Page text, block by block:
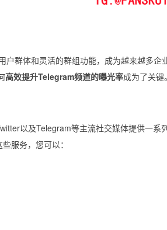
户群体和灵活的群组功能，成为越来越多企
高效提升Telegram频道的曝光率成为了关键
以及Telegram等主流社交媒体提供一系
服务，您可以：